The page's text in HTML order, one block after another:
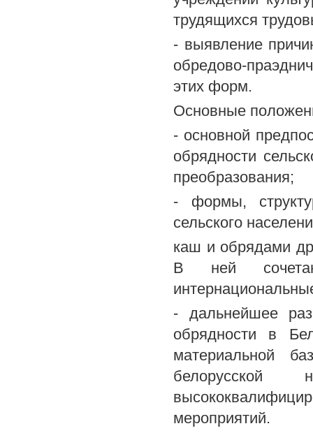
трудящихся
- выявление
обредово-
этих форм.
Основные
- основной
обрядности
преобразования;
- формы,
сельского
каш и обрядами
В ней
- дальнейшее
обрядности в
материальной
белорусской
мероприятий.